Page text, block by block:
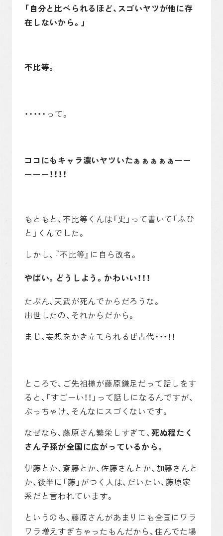
「自分と比べられるほど、スゴいヤツが他に存
在しないから。」
不比等。
・・・・・って。
ココにもキャラ濃いヤツいたぁぁぁぁぁーー
ーーー！！！！
もともと、不比等くんは「史」って書いて「ふひ
と」くんでした。
しかし、『不比等』に自ら改名。
やばい。どうしよう。かわいい！！！
たぶん、天武が死んでからだろうな。
出世したの、それからだから。
まじ、妄想をかき立てられるぜ古代・・・！！
ところで、ご先祖様が藤原鎌足だって話しをす
ると、「すごーい！！」って話しになるんですが、
ぶっちゃけ、そんなにスゴくないです。
なぜなら、藤原さん繁栄しすぎて、 死ぬ程たく
さん子孫が全国に広がっているから。
伊藤とか、斎藤とか、佐藤さんとか、加藤さんと
か、後半に「藤」がつく人は、だいたい、藤原家
系だと言われています。
というのも、藤原さんがあまりにも全国にワラ
ワラ増えすぎちゃったもんだから、住んでた場